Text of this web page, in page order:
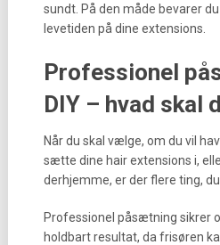
sundt. På den måde bevarer
levetiden på dine extensions.
Professionel
DIY – hvad skal
Når du skal vælge, om du vil
sætte dine hair extensions i,
derhjemme, er der flere ting,
Professionel påsætning sikrer
holdbart resultat, da frisøren